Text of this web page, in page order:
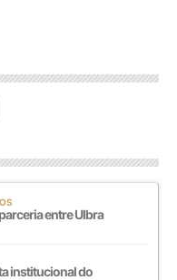
entre Ulbra
institucional do